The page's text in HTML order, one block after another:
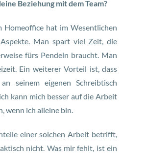
Beziehung mit dem Team?
Homeoffice hat im Wesentlichen
Man spart viel Zeit, die
fürs Pendeln braucht. Man
Ein weiterer Vorteil ist, dass
seinem eigenen Schreibtisch
kann mich besser auf die Arbeit
wenn ich alleine bin.
einer solchen Arbeit betrifft,
nicht. Was mir fehlt, ist ein